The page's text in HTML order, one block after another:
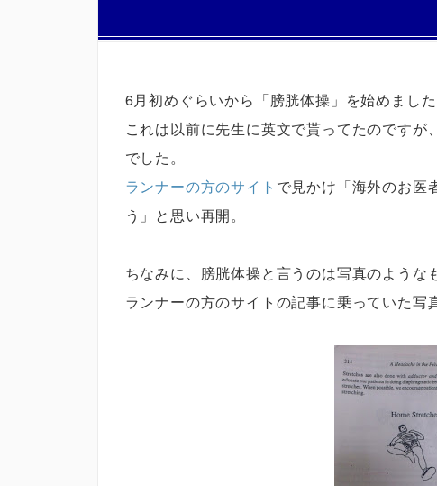
6月初めぐらいから「膀胱体操」を始めました
これは以前に先生に英文で貰ってたのです
でした。
ランナーの方のサイト で見かけ「海外のお医
う」と思い再開。
ちなみに、膀胱体操と言うのは写真のよう
ランナーの方のサイトの記事に乗っていた写